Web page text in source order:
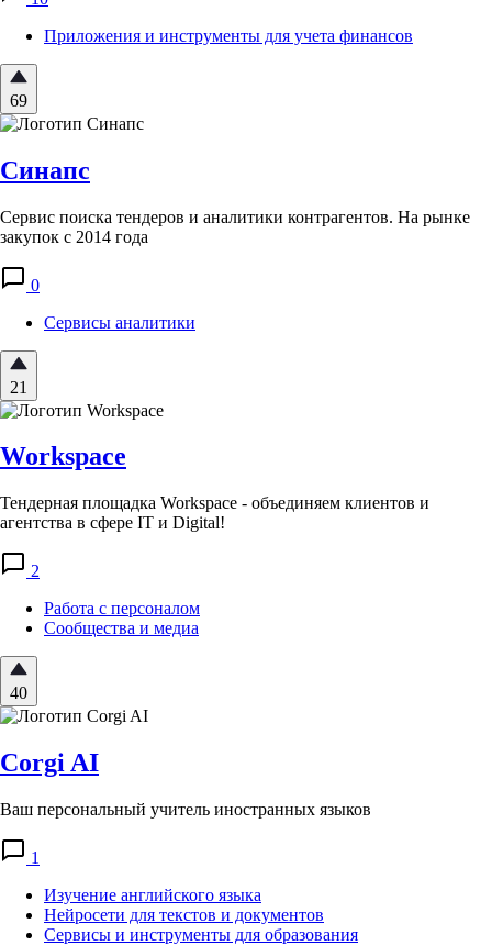
Приложения и инструменты для учета финансов
69
Синапс
Сервис поиска тендеров и аналитики контрагентов. На рынке
закупок с 2014 года
0
Сервисы аналитики
21
Workspace
Тендерная площадка Workspace - объединяем клиентов и
агентства в сфере IT и Digital!
2
Работа с персоналом
Сообщества и медиа
40
Corgi AI
Ваш персональный учитель иностранных языков
1
Изучение английского языка
Нейросети для текстов и документов
Сервисы и инструменты для образования